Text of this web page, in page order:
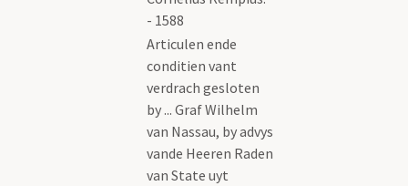
- 1588
Articulen ende
conditien vant
verdrach gesloten
by ... Graf Wilhelm
van Nassau, by advys
vande Heeren Raden
van State uyt